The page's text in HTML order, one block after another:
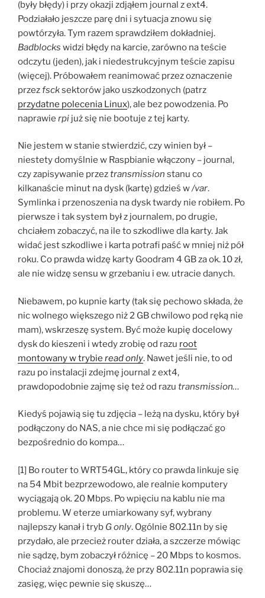
(były błędy) i przy okazji zdjąłem journal z ext4.
Podziałało jeszcze parę dni i sytuacja znowu się
powtórzyła. Tym razem sprawdziłem dokładniej.
Badblocks widzi błędy na karcie, zarówno na teście
odczytu (jeden), jak i niedestrukcyjnym teście zapisu
(więcej). Próbowałem reanimować przez oznaczenie
przezfscksektorów jako uszkodzonych (patrz
przydatne polecenia Linux), ale bez powodzenia. Po
naprawie rpi już się nie bootuje z tej karty.
Nie jestem w stanie stwierdzić, czy winien był –
niestety domyślnie w Raspbianie włączony – journal,
czy zapisywanie przeztransmission stanu co
kilkanaście minut na dysk (kartę) gdzieś w/var.
Symlinka i przenoszenia na dysk twardy nie robiłem. Po
pierwsze i tak system był z journalem, po drugie,
chciałem zobaczyć, na ile to szkodliwe dla karty. Jak
widać jest szkodliwe i karta potrafi paść w mniej niż pół
roku. Co prawda widzę karty Goodram 4 GB za ok. 10 zł,
ale nie widzę sensu w grzebaniu i ew. utracie danych.
Niebawem, po kupnie karty (tak się pechowo składa, że
nic wolnego większego niż 2 GB chwilowo pod ręką nie
mam), wskrzeszę system. Być może kupię docelowy
dysk do kieszeni i wtedy zrobię od razu root
montowany w trybie read only. Nawet jeśli nie, to od
razu po instalacji zdejmę journal z ext4,
prawdopodobnie zajmę się też od razu transmission…
Kiedyś pojawią się tu zdjęcia – leżą na dysku, który był
podłączony do NAS, a nie chce mi się podłączać go
bezpośrednio do kompa…
[1] Bo router to WRT54GL, który co prawda linkuje się
na 54 Mbit bezprzewodowo, ale realnie komputery
wyciągają ok. 20 Mbps. Po wpięciu na kablu nie ma
problemu. W eterze umiarkowany syf, wybrany
najlepszy kanał i tryb G only. Ogólnie 802.11n by się
przydało, ale przecież router działa, a szczerze mówiąc
nie sądzę, bym zobaczył różnicę – 20 Mbps to kosmos.
Chociaż znajomi donoszą, że przy 802.11n poprawia się
zasięg, więc pewnie się skuszę…